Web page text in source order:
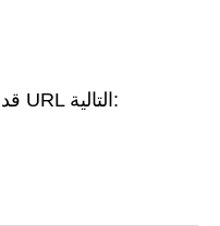
Valrelio.co.in قد يستدعي عناوين URL التالية: